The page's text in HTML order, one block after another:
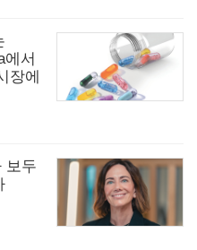
서
장에
보두